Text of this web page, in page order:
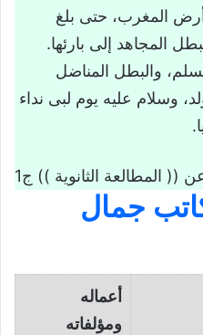
المغرب، حتى بلغ
المجاهد إلى بارئها.
والبطل المناضل
وسلام عليه يوم لبى نداء
(( المطالعة الثانوية )) ج1
جمال
أعماله
ومؤلفاته